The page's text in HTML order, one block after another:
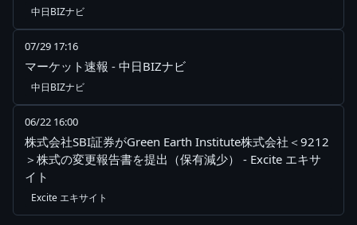
中日BIZナビ
07/29 17:16
マーケット速報 - 中日BIZナビ
中日BIZナビ
06/22 16:00
株式会社SBI証券がGreen Earth Institute株式会社＜9212
＞株式の変更報告書を提出（保有減少） - Excite エキサ
イト
Excite エキサイト